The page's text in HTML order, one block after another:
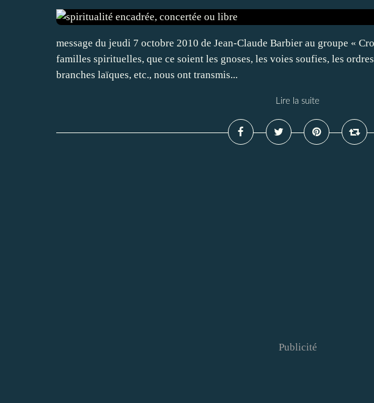
message du jeudi 7 octobre 2010 de Jean-Claude Barbier au groupe «
familles spirituelles, que ce soient les gnoses, les voies soufies, les
branches laïques, etc., nous ont transmis...
Lire la suite
Publicité